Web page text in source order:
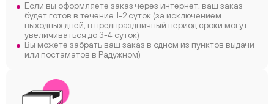
Если вы оформляете заказ через интернет, ваш заказ
будет готов в течение 1-2 суток (за исключением
выходных дней, в предпраздничный период сроки могут
увеличиваться до 3-4 суток)
Вы можете забрать ваш заказ в одном из пунктов выдачи
или постаматов в Радужном)